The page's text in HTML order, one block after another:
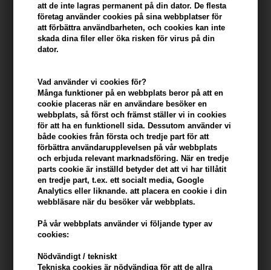
att de inte lagras permanent på din dator. De flesta
företag använder cookies på sina webbplatser för
att förbättra användbarheten, och cookies kan inte
skada dina filer eller öka risken för virus på din
dator.
Vad använder vi cookies för?
Många funktioner på en webbplats beror på att en
cookie placeras när en användare besöker en
webbplats, så först och främst ställer vi in ​​cookies
för att ha en funktionell sida. Dessutom använder vi
både cookies från första och tredje part för att
förbättra användarupplevelsen på vår webbplats
och erbjuda relevant marknadsföring. När en tredje
parts cookie är inställd betyder det att vi har tillåtit
en tredje part, t.ex. ett socialt media, Google
Analytics eller liknande. att placera en cookie i din
webbläsare när du besöker vår webbplats.
På vår webbplats använder vi följande typer av
cookies:
Nödvändigt / tekniskt
Tekniska cookies är nödvändiga för att de allra
Enhetspris ved 2 stk. 330,00 SEK Spara 4%
+
I lager- Leveranstid: 2-3 arbetsdagar
Du tjänar 17 Bonuskronor på köp av denna artikel -Visa mitt
konto
KÖP FÖR YTTERLIGARE 499,00 SEK OCH FÅ FRI FRAKT
Beskrivning Recensioner Tillverkare
Kerastase Densifique Bain Density Bodyfying Shampoo är ett
schampo som är lämpligt för tunt och fint hår. Schampot ger hårets
fyllighet, volym och struktur. Bain Densite ger dig en känsla av att
ditt hår blir tjockare efter att du har använt det under en tid.